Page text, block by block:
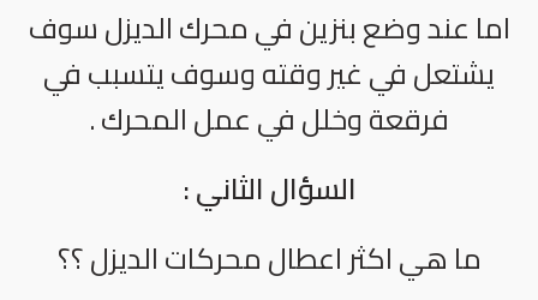
اما عند وضع بنزين في محرك الديزل سوف
يشتعل في غير وقته وسوف يتسبب في
فرقعة وخلل في عمل المحرك .
السؤال الثاني :
ما هي اكثر اعطال محركات الديزل ؟؟